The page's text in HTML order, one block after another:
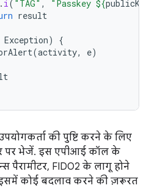
. i( "TAG" , "Passkey ${
result
Exception)
{
(activity, e)
की पुष्टि करने के लिए
पर भेजें. इस एपीआई कॉल के
पैरामीटर, FIDO2 के लागू होने
कोई बदलाव करने की ज़रूरत